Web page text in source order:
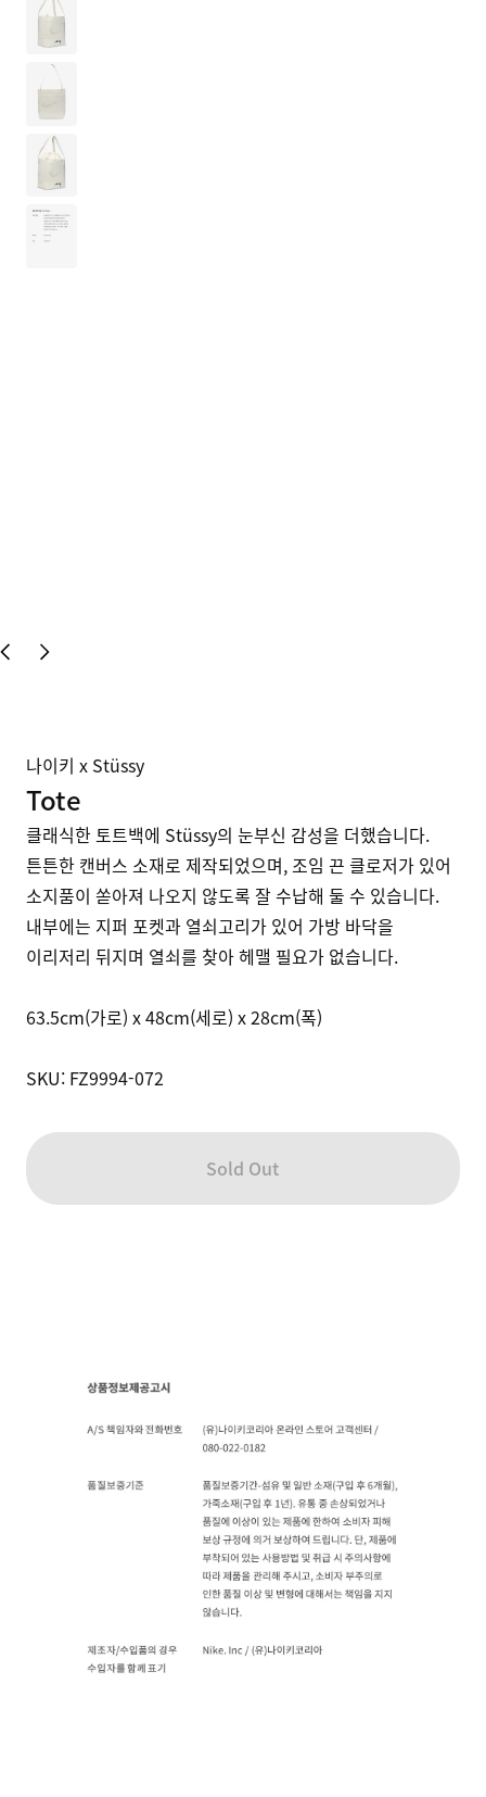
나이키 x Stüssy
Tote
클래식한 토트백에 Stüssy의 눈부신 감성을 더했습니다.
튼튼한 캔버스 소재로 제작되었으며, 조임 끈 클로저가 있어
소지품이 쏟아져 나오지 않도록 잘 수납해 둘 수 있습니다.
내부에는 지퍼 포켓과 열쇠고리가 있어 가방 바닥을
이리저리 뒤지며 열쇠를 찾아 헤맬 필요가 없습니다.
63.5cm(가로) x 48cm(세로) x 28cm(폭)
SKU: FZ9994-072
Sold Out